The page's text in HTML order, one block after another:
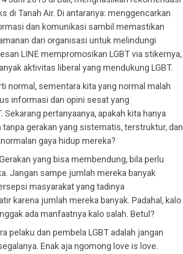
di Tanah Air. Di antaranya: menggencarkan
dan komunikasi sambil memastikan
dari organisasi untuk melindungi
LINE mempromosikan LGBT via stikernya,
aktivitas liberal yang mendukung LGBT.
normal, sementara kita yang normal malah
informasi dan opini sesat yang
pertanyaanya, apakah kita hanya
gerakan yang sistematis, terstruktur, dan
gaya hidup mereka?
yang bisa membendung, bila perlu
Jangan sampe jumlah mereka banyak
masyarakat yang tadinya
karena jumlah mereka banyak. Padahal, kalo
ada manfaatnya kalo salah. Betul?
pelaku dan pembela LGBT adalah jangan
Enak aja ngomong love is love.